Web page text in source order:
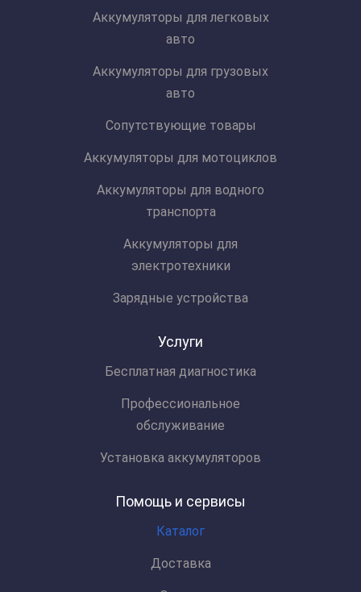
Аккумуляторы для легковых
авто
Аккумуляторы для грузовых
авто
Сопутствующие товары
Аккумуляторы для мотоциклов
Аккумуляторы для водного
транспорта
Аккумуляторы для
электротехники
Зарядные устройства
Услуги
Бесплатная диагностика
Профессиональное
обслуживание
Установка аккумуляторов
Помощь и сервисы
Каталог
Доставка